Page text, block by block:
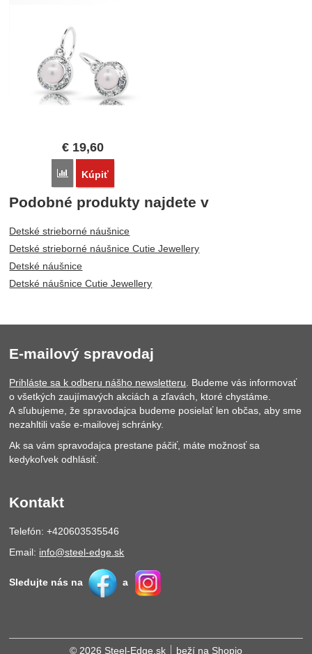
€ 19,60
Porovnať
Kúpiť
Podobné produkty najdete v
Detské strieborné náušnice
Detské strieborné náušnice Cutie Jewellery
Detské náušnice
Detské náušnice Cutie Jewellery
E-mailový spravodaj
Prihláste sa k odberu nášho newsletteru. Budeme vás informovať
o všetkých zaujímavých akciách a zľavách, ktoré chystáme.
A sľubujeme, že spravodajca budeme posielať len občas, aby sme
nezahltili vaše e-mailovej schránky.
Ak sa vám spravodajca prestane páčiť, máte možnosť sa
kedykoľvek odhlásiť.
Kontakt
Telefón: +420603535546
Email: info@steel-edge.sk
Sledujte nás na a
© 2026 Steel-Edge.sk beží na Shopio